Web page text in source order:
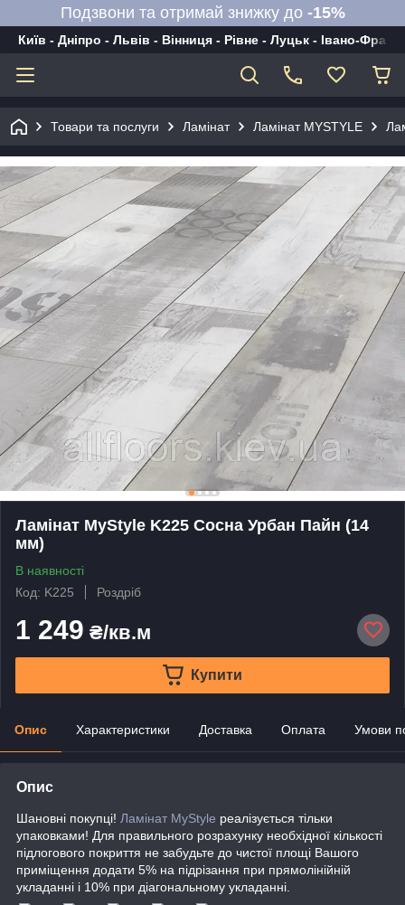
Подзвони та отримай знижку до -15%
Київ - Дніпро - Львів - Вінниця - Рівне - Луцьк - Івано-
Товари та послуги Ламінат Ламінат MYSTYLE
Ламінат MyStyle K225 Сосна Урбан Пайн (14
мм)
В наявності
Код: K225
Роздріб
1 249 ₴/кв.м
Купити
Опис Характеристики Доставка Оплата Умови
Опис
Шановні покупці! Ламінат MyStyle реалізується тільки
упаковками! Для правильного розрахунку необхідної кількості
підлогового покриття не забудьте до чистої площі Вашого
приміщення додати 5% на підрізання при прямолінійній
укладанні і 10% при діагональному укладанні.